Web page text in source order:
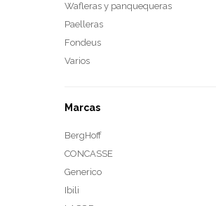
Wafleras y panquequeras
Paelleras
Fondeus
Varios
Marcas
BergHoff
CONCASSE
Generico
Ibili